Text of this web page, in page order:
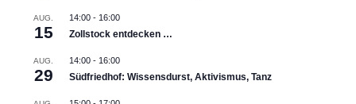
AUG.
15
14:00- 16:00
Zollstock entdecken …
AUG.
29
14:00- 16:00
Südfriedhof: Wissensdurst, Aktivismus, Tanz